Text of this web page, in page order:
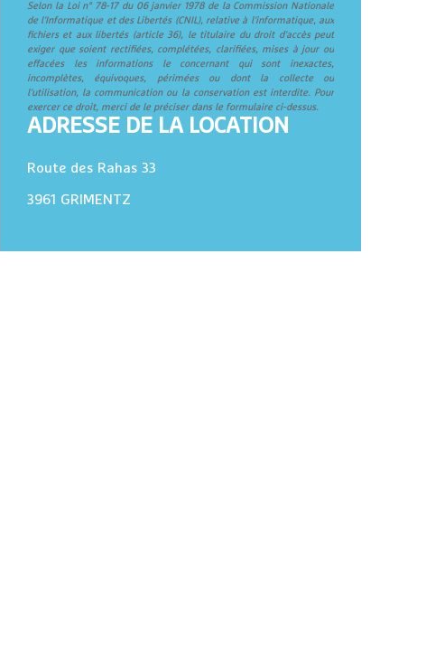
Selon la Loi n° 78-17 du 06 janvier 1978 de la Commission Nationale
de l'Informatique et des Libertés (CNIL), relative à l'informatique, aux
fichiers et aux libertés (article 36), le titulaire du droit d'accès peut
exiger que soient rectifiées, complétées, clarifiées, mises à jour ou
effacées les informations le concernant qui sont inexactes,
incomplètes, équivoques, périmées ou dont la collecte ou
l'utilisation, la communication ou la conservation est interdite. Pour
exercer ce droit, merci de le préciser dans le formulaire ci-dessus.
ADRESSE DE LA LOCATION
Route des Rahas 33
3961 GRIMENTZ